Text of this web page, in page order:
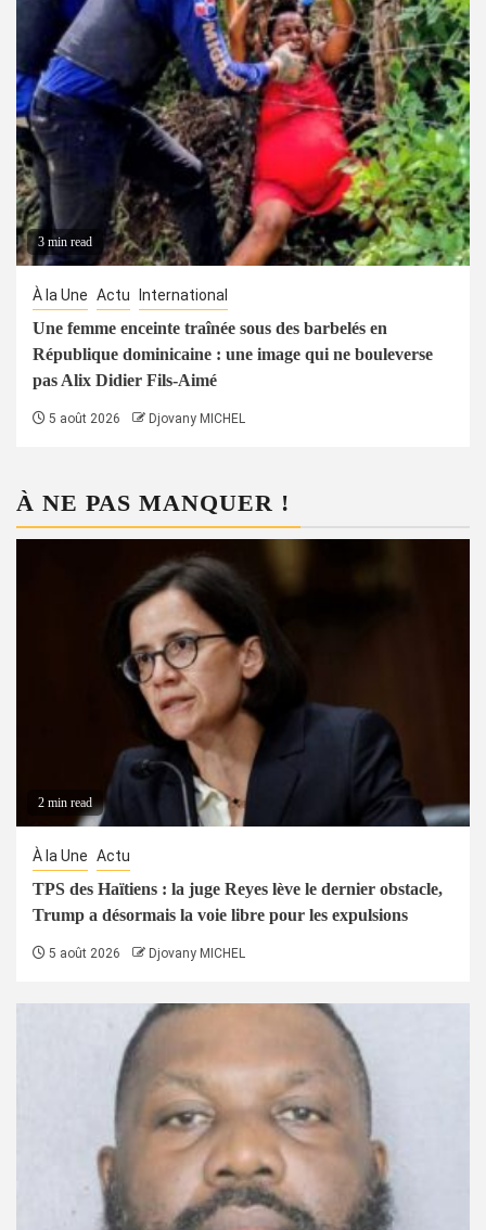
3 min read
À la Une Actu International
Une femme enceinte traînée sous des barbelés en
République dominicaine : une image qui ne bouleverse
pas Alix Didier Fils-Aimé
5 août 2026 Djovany MICHEL
À NE PAS MANQUER !
2 min read
À la Une Actu
TPS des Haïtiens : la juge Reyes lève le dernier obstacle,
Trump a désormais la voie libre pour les expulsions
5 août 2026 Djovany MICHEL